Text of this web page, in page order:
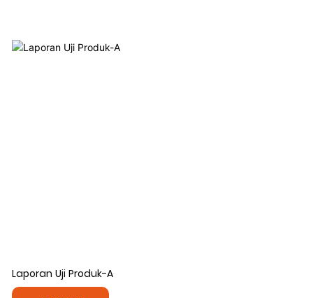
Laporan Uji Produk-A